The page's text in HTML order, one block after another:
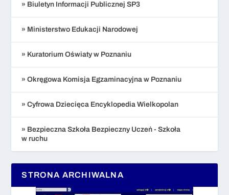
» Biuletyn Informacji Publicznej SP3
» Ministerstwo Edukacji Narodowej
» Kuratorium Oświaty w Poznaniu
» Okręgowa Komisja Egzaminacyjna w Poznaniu
» Cyfrowa Dziecięca Encyklopedia Wielkopolan
» Bezpieczna Szkoła Bezpieczny Uczeń - Szkoła
w ruchu
STRONA ARCHIWALNA